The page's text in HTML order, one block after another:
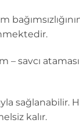
savcı
kalır.